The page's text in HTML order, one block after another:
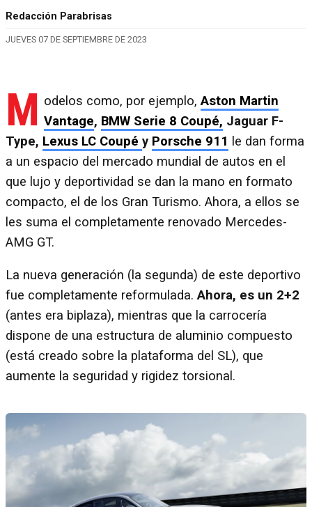
Redacción Parabrisas
JUEVES 07 DE SEPTIEMBRE DE 2023
M odelos como, por ejemplo,Aston Martin
Vantage, BMW Serie 8 Coupé, Jaguar F-
Type, Lexus LC Coupé y Porsche 911 le dan forma
a un espacio del mercado mundial de autos en el
que lujo y deportividad se dan la mano en formato
compacto, el de los Gran Turismo. Ahora, a ellos se
les suma el completamente renovado Mercedes-
AMG GT.
La nueva generación (la segunda) de este deportivo
fue completamente reformulada.Ahora, es un 2+2
(antes era biplaza), mientras que la carrocería
dispone de una estructura de aluminio compuesto
(está creado sobre la plataforma del SL), que
aumente la seguridad y rigidez torsional.